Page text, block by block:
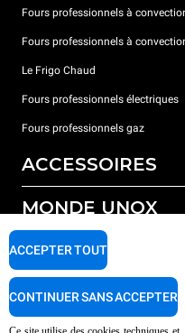
Fours professionnels à
Fours professionnels à
Le Frigo Chaud
Fours professionnels électriques
Fours professionnels gaz
ACCESSOIRES
Tous les accessoires
Détergents pour lavage
Détergents pour lavage manuel
Traitement de l'eau avec filtres à
MONDE UNOX
Nos bureaux dans le monde
SUPPORT
Garantie Unox
ACCEPTER TOUT
CONTINUER SANS ACCEPTER